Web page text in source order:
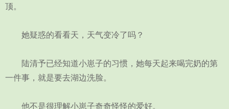
顶。
她疑惑的看看天，天气变冷了吗？
陆清予已经知道小崽子的习惯，她每天起来喝完奶的第
一件事，就是要去湖边洗脸。
他不是很理解小崽子奇奇怪怪的爱好。